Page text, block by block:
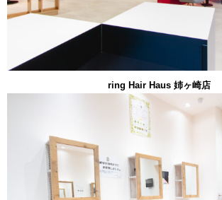
ring Hair Haus 姉ヶ崎店